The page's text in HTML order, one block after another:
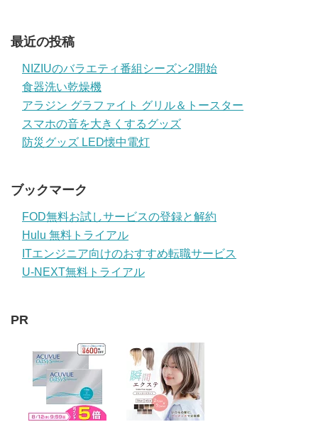
最近の投稿
NIZIUのバラエティ番組シーズン2開始
食器洗い乾燥機
アラジン グラファイト グリル＆トースター
スマホの音を大きくするグッズ
防災グッズ LED懐中電灯
ブックマーク
FOD無料お試しサービスの登録と解約
Hulu 無料トライアル
ITエンジニア向けのおすすめ転職サービス
U-NEXT無料トライアル
PR